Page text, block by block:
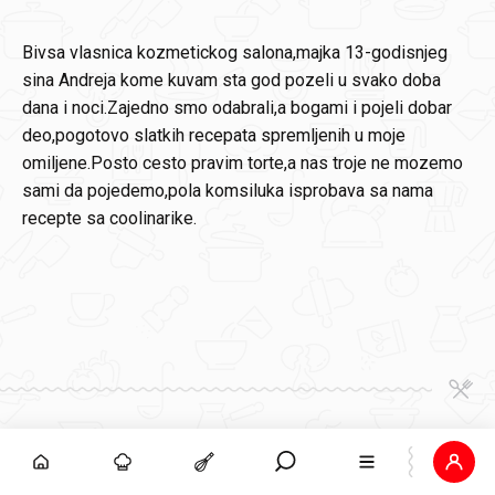
Bivsa vlasnica kozmetickog salona,majka 13-godisnjeg
sina Andreja kome kuvam sta god pozeli u svako doba
dana i noci.Zajedno smo odabrali,a bogami i pojeli dobar
deo,pogotovo slatkih recepata spremljenih u moje
omiljene.Posto cesto pravim torte,a nas troje ne mozemo
sami da pojedemo,pola komsiluka isprobava sa nama
recepte sa coolinarike.